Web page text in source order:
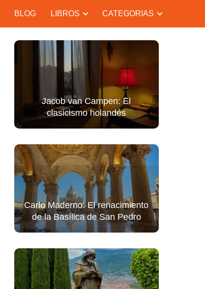
BLOG LIBROS CATEGORIAS
Jacob van Campen: El
clasicismo holandés
Carlo Maderno: El renacimiento
de la Basílica de San Pedro